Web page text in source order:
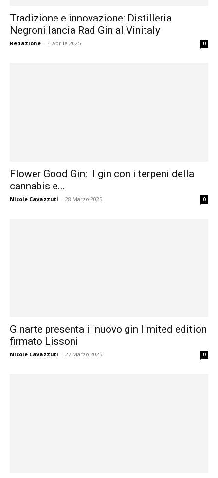
Tradizione e innovazione: Distilleria
Negroni lancia Rad Gin al Vinitaly
Redazione - 4 Aprile 2025 0
Flower Good Gin: il gin con i terpeni della
cannabis e...
Nicole Cavazzuti - 28 Marzo 2025 0
Ginarte presenta il nuovo gin limited edition
firmato Lissoni
Nicole Cavazzuti - 27 Marzo 2025 0